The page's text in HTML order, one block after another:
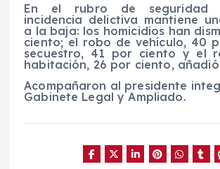
En el rubro de seguridad
incidencia delictiva mantiene
a la baja: los homicidios han
ciento; el robo de vehículo, 40
secuestro, 41 por ciento y el
habitación, 26 por ciento,
Acompañaron al presidente
Gabinete Legal y Ampliado.